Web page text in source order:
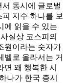
동시에 글로벌
지수 하나를 보
에 읽을 수 있는
실상 코스피의
원이라는 숫자가
벨로 올라서는 거
꽤 행복한 시
나가 한국 증시